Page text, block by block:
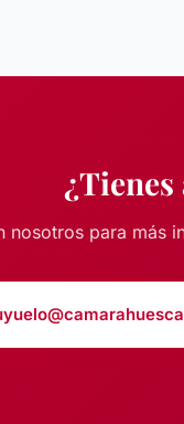
nosotros para más